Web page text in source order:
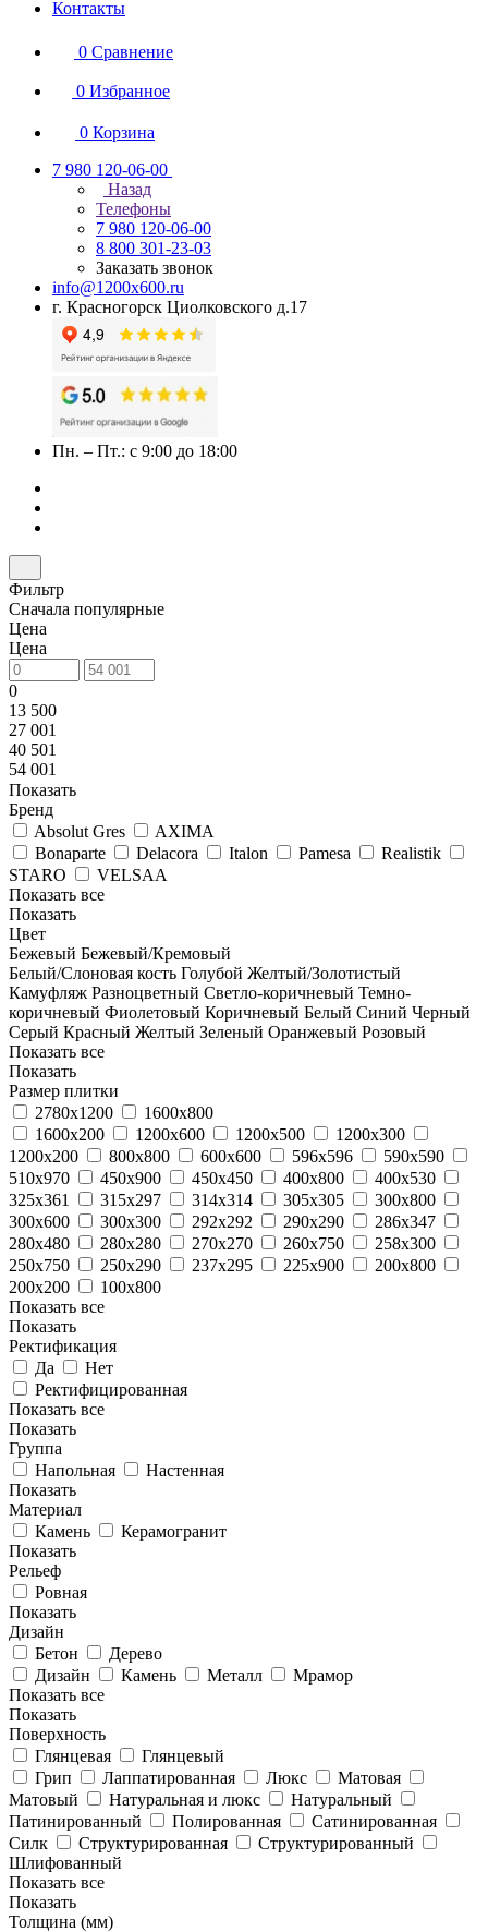
Контакты
0 Сравнение
0 Избранное
0 Корзина
7 980 120-06-00
Назад
Телефоны
7 980 120-06-00
8 800 301-23-03
Заказать звонок
info@1200x600.ru
г. Красногорск Циолковского д.17
Пн. – Пт.: с 9:00 до 18:00
Фильтр
Сначала популярные
Цена
Цена
0
13 500
27 001
40 501
54 001
Показать
Бренд
Absolut Gres
AXIMA
Bonaparte
Delacora Italon Pamesa
Realistik
STARO
VELSAA
Показать все
Показать
Цвет
Бежевый Бежевый/Кремовый
Белый/Слоновая кость Голубой Желтый/Золотистый
Камуфляж Разноцветный Светло-коричневый Темно-
коричневый Фиолетовый Коричневый Белый Синий Черный
Серый Красный Желтый Зеленый Оранжевый Розовый
Показать все
Показать
Размер плитки
2780x1200
1600x800
1600x200
1200x600 1200x500
1200x300
1200x200
800x800 600x600 596x596
590x590
510x970
450x900 450x450 400x800
400x530
325x361
315x297 314x314 305x305
300x800
300x600
300x300 292x292 290x290
286x347
280x480
280x280 270x270 260x750
258x300
250x750
250x290 237x295 225x900
200x800
200x200
100x800
Показать все
Показать
Ректификация
Да
Нет
Ректифицированная
Показать все
Показать
Группа
Напольная
Настенная
Показать
Материал
Камень
Керамогранит
Показать
Рельеф
Ровная
Показать
Дизайн
Бетон
Дерево
Дизайн
Камень Металл
Мрамор
Показать все
Показать
Поверхность
Глянцевая
Глянцевый
Грип
Лаппатированная Люкс
Матовая
Матовый
Натуральная и люкс
Натуральный
Патинированный
Полированная
Сатинированная
Силк
Структурированная
Структурированный
Шлифованный
Показать все
Показать
Толщина (мм)